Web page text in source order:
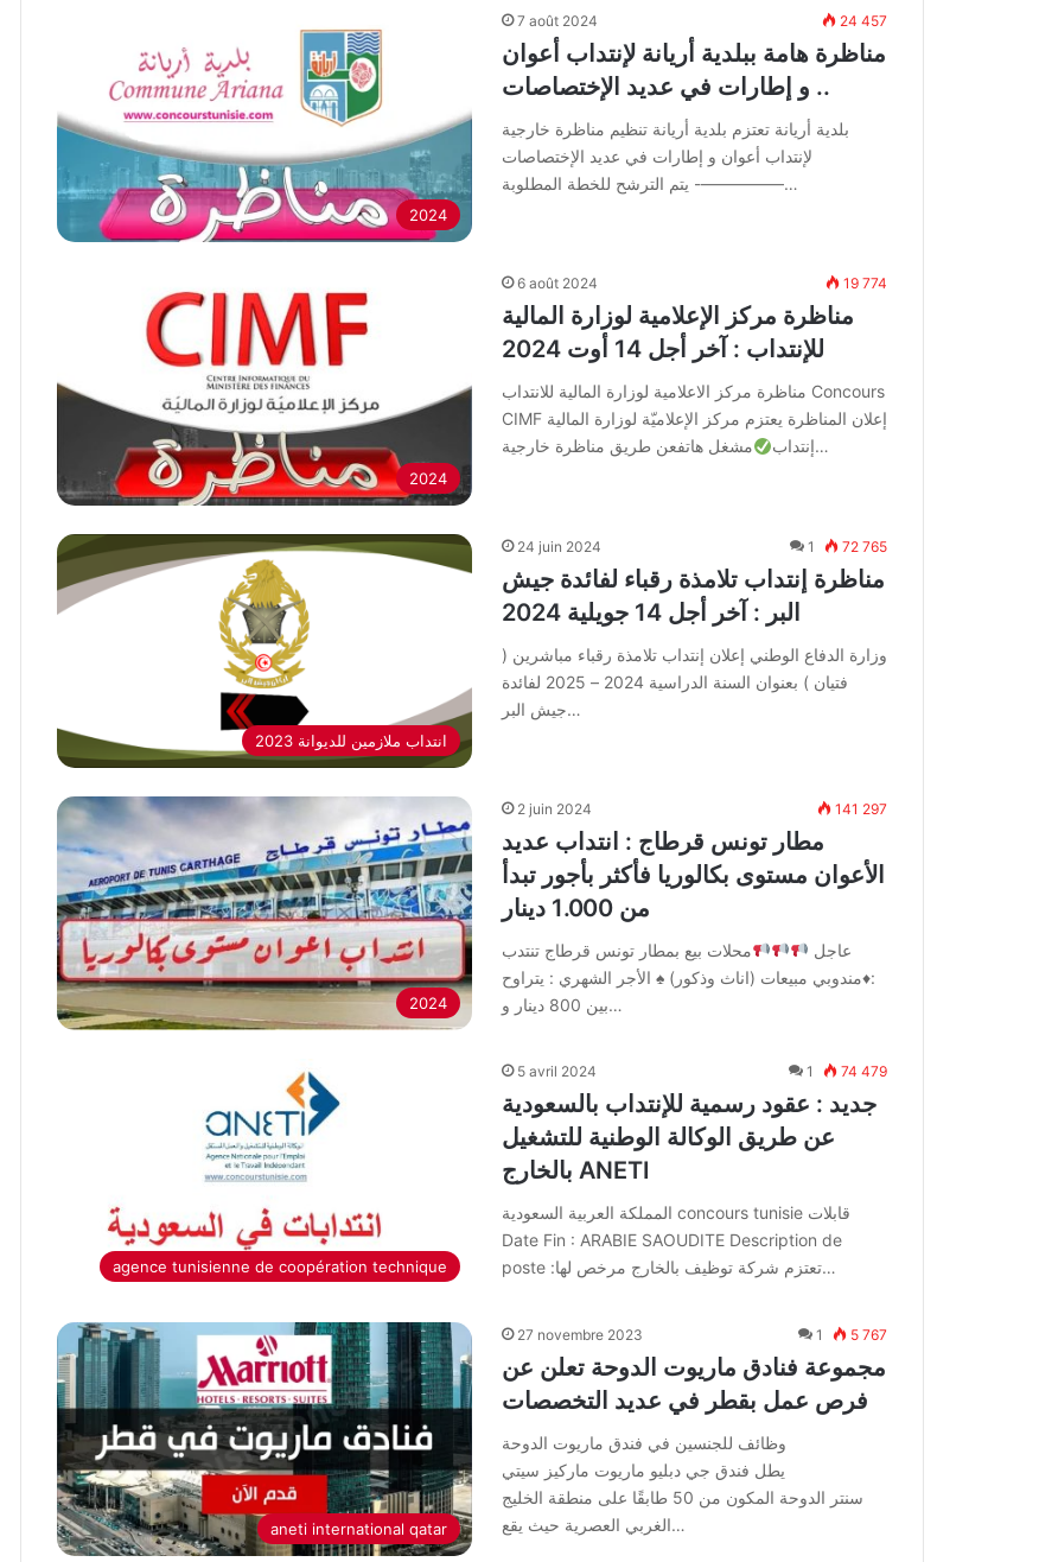
2024
7 août 2024 24 457
مناظرة هامة ببلدية أريانة لإنتداب أعوان
و إطارات في عديد الإختصاصات ..
بلدية أريانة تعتزم بلدية أريانة تنظيم مناظرة خارجية
لإنتداب أعوان و إطارات في عديد الإختصاصات
—————- يتم الترشح للخطة المطلوبة…
2024
6 août 2024 19 774
مناظرة مركز الإعلامية لوزارة المالية
للإنتداب : آخر أجل 14 أوت 2024
مناظرة مركز الاعلامية لوزارة المالية للانتداب Concours
CIMF إعلان المناظرة يعتزم مركز الإعلاميّة لوزارة المالية
إنتدابمشغل هاتفعن طريق مناظرة خارجية…
2023 انتداب ملازمين للديوانة
24 juin 2024 1 72 765
مناظرة إنتداب تلامذة رقباء لفائدة جيش
البر : آخر أجل 14 جويلية 2024
وزارة الدفاع الوطني إعلان إنتداب تلامذة رقباء مباشرين (
فتيان ) بعنوان السنة الدراسية 2024 – 2025 لفائدة
جيش البر…
2024
2 juin 2024 141 297
مطار تونس قرطاج : انتداب عديد
الأعوان مستوى بكالوريا فأكثر بأجور تبدأ
من 1.000 دينار
عاجل
محلات بيع بمطار تونس قرطاج تنتدب
:
♦️مندوبي مبيعات (اناث وذكور) ♠️ الأجر الشهري : يتراوح
بين 800 دينار و…
agence tunisienne de coopération technique
5 avril 2024 1 74 479
جديد : عقود رسمية للإنتداب بالسعودية
عن طريق الوكالة الوطنية للتشغيل
بالخارج ANETI
المملكة العربية السعودية concours tunisie قابلات
Date Fin : ARABIE SAOUDITE Description de
poste :تعتزم شركة توظيف بالخارج مرخص لها…
aneti international qatar
27 novembre 2023 1 5 767
مجموعة فنادق ماريوت الدوحة تعلن عن
فرص عمل بقطر في عديد التخصصات
وظائف للجنسين في فندق ماريوت الدوحة
يطل فندق جي دبليو ماريوت ماركيز سيتي
سنتر الدوحة المكون من 50 طابقًا على منطقة الخليج
الغربي العصرية حيث يقع…